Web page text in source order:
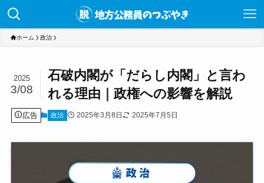
ホーム 政治
石破内閣が「だらし内閣」と言わ
れる理由｜政権への影響を解説
2025
3/08
広告 政治 2025年3月8日 2025年7月5日